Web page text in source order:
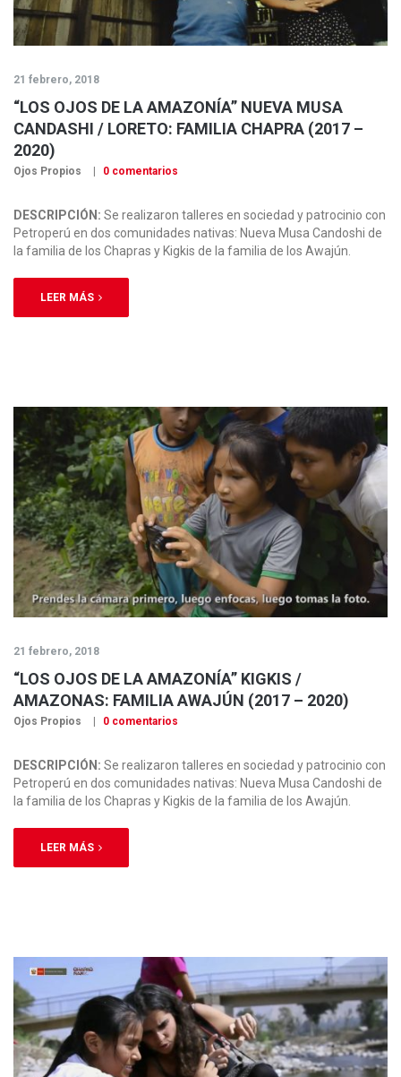
21 febrero, 2018
“LOS OJOS DE LA AMAZONÍA” NUEVA MUSA
CANDASHI / LORETO: FAMILIA CHAPRA (2017 –
2020)
Ojos Propios 0 comentarios
DESCRIPCIÓN: Se realizaron talleres en sociedad y patrocinio con
Petroperú en dos comunidades nativas: Nueva Musa Candoshi de
la familia de los Chapras y Kigkis de la familia de los Awajún.
LEER MÁS
21 febrero, 2018
“LOS OJOS DE LA AMAZONÍA” KIGKIS /
AMAZONAS: FAMILIA AWAJÚN (2017 – 2020)
Ojos Propios 0 comentarios
DESCRIPCIÓN: Se realizaron talleres en sociedad y patrocinio con
Petroperú en dos comunidades nativas: Nueva Musa Candoshi de
la familia de los Chapras y Kigkis de la familia de los Awajún.
LEER MÁS